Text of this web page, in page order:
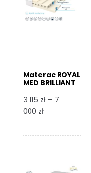
570 zł
Materac ROYAL
MED BRILLIANT
3 115 zł – 7
000 złZakres
od